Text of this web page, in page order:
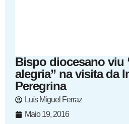
Bispo diocesano viu
alegria” na visita da
Peregrina
Luís Miguel Ferraz
Maio 19, 2016